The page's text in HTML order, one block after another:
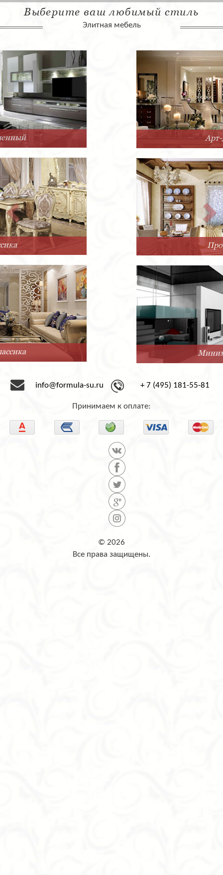
Выберите ваш любимый стиль
Элитная мебель
info@formula-su.ru + 7 (495) 181-55-81
Принимаем к оплате:
© 2026
Все права защищены.